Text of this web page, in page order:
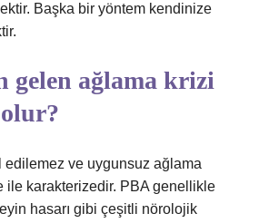
Başka bir yöntem kendinize
gelen ağlama krizi
edilemez ve uygunsuz ağlama
ile karakterizedir. PBA genellikle
hasarı gibi çeşitli nörolojik